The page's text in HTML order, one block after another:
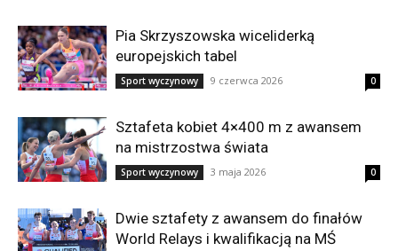
Pia Skrzyszowska wiceliderką
europejskich tabel
Sport wyczynowy 9 czerwca 2026 0
Sztafeta kobiet 4×400 m z awansem
na mistrzostwa świata
Sport wyczynowy 3 maja 2026 0
Dwie sztafety z awansem do finałów
World Relays i kwalifikacją na MŚ